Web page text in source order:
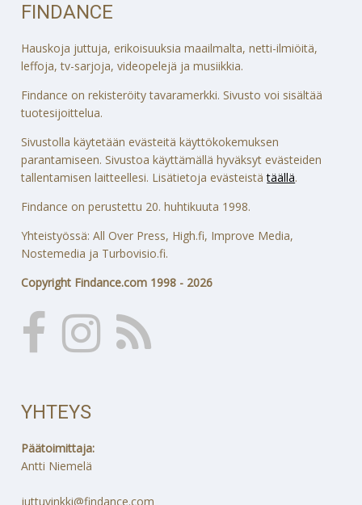
FINDANCE
Hauskoja juttuja, erikoisuuksia maailmalta, netti-ilmiöitä,
leffoja, tv-sarjoja, videopelejä ja musiikkia.
Findance on rekisteröity tavaramerkki. Sivusto voi sisältää
tuotesijoittelua.
Sivustolla käytetään evästeitä käyttökokemuksen
parantamiseen. Sivustoa käyttämällä hyväksyt evästeiden
tallentamisen laitteellesi. Lisätietoja evästeistätäällä.
Findance on perustettu 20. huhtikuuta 1998.
Yhteistyössä: All Over Press, High.fi, Improve Media,
Nostemedia ja Turbovisio.fi.
Copyright Findance.com 1998 - 2026
YHTEYS
Päätoimittaja:
Antti Niemelä
juttuvinkki@findance.com